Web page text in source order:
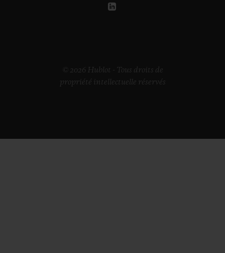
© 2026 Hublot - Tous droits de
propriété intellectuelle réservés